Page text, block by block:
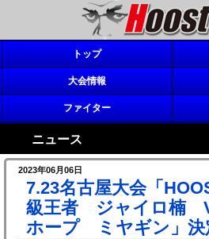
トップ
大会情報
ファイター
ニュース
2023年06月06日
7.23名古屋大会「
級王者 ジャイロ楠
ホープ ミヤギン」決